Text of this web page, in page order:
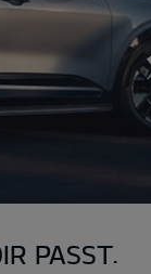
PASST.